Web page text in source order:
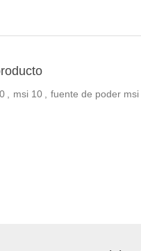
msi 10 fuente de poder msi